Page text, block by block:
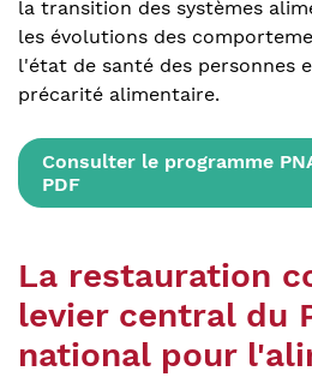
la transition des systèmes
les évolutions des
l'état de santé des personnes
précarité alimentaire.
Consulter le programme
PDF
La restauration
levier central du
national pour